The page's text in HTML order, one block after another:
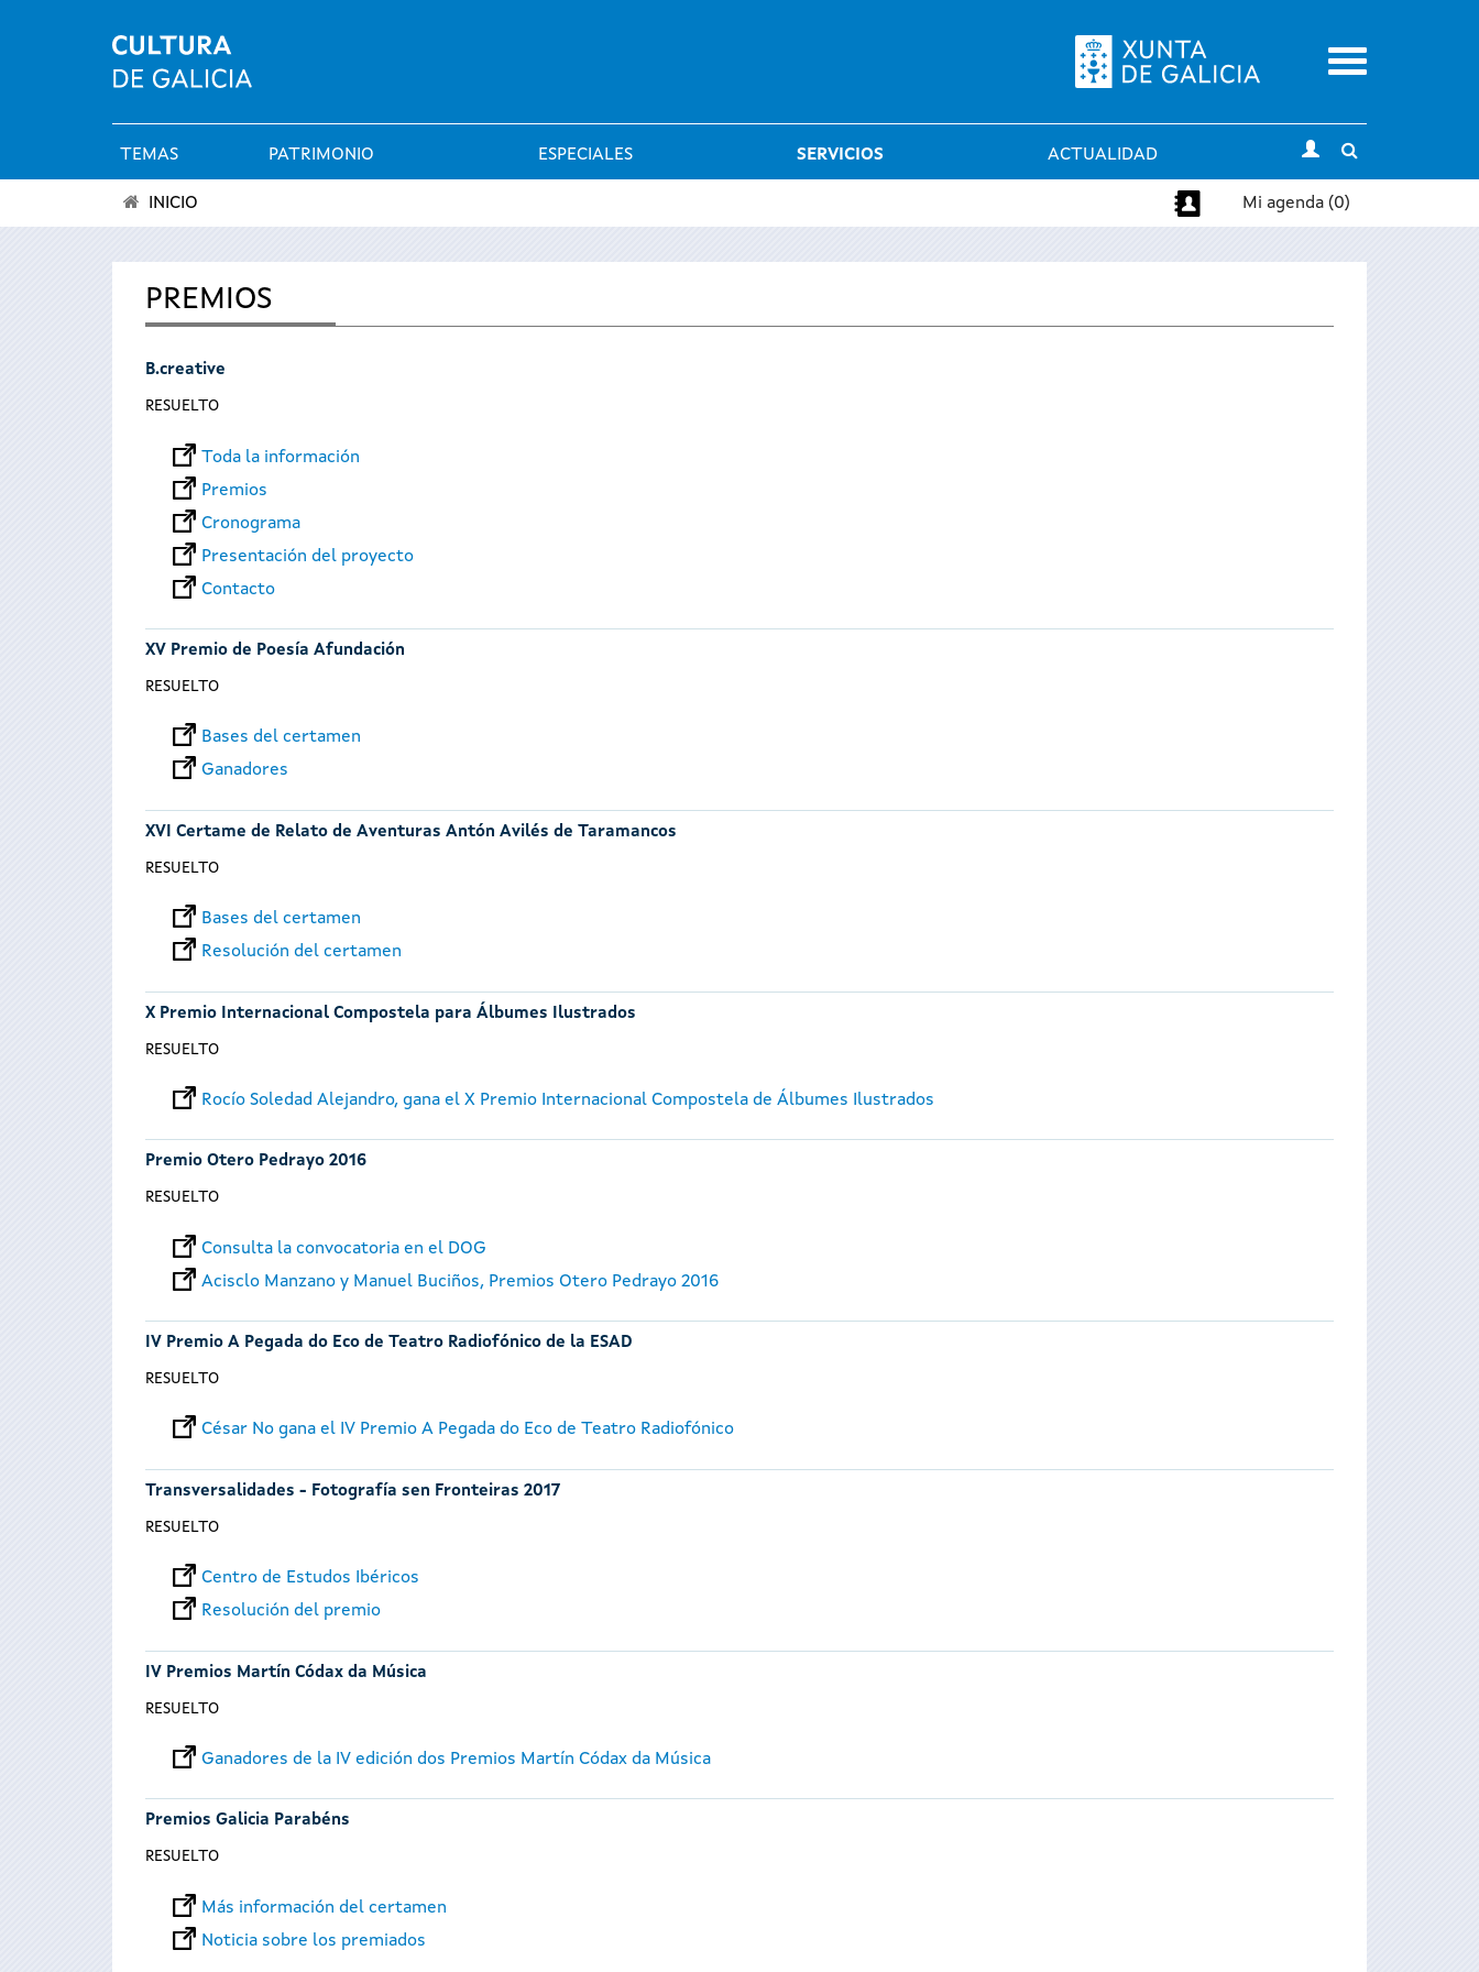
Menu
Menú
principal
TEMAS PATRIMONIO ESPECIALES SERVICIOS ACTUALIDAD
search
encuentra
aquí
INICIO Mi agenda (0)
PREMIOS
B.creative
RESUELTO
Toda la información
Premios
Cronograma
Presentación del proyecto
Contacto
XV Premio de Poesía Afundación
RESUELTO
Bases del certamen
Ganadores
XVI Certame de Relato de Aventuras Antón Avilés de Taramancos
RESUELTO
Bases del certamen
Resolución del certamen
X Premio Internacional Compostela para Álbumes Ilustrados
RESUELTO
Rocío Soledad Alejandro, gana el X Premio Internacional Compostela de Álbumes Ilustrados
Premio Otero Pedrayo 2016
RESUELTO
Consulta la convocatoria en el DOG
Acisclo Manzano y Manuel Buciños, Premios Otero Pedrayo 2016
IV Premio A Pegada do Eco de Teatro Radiofónico de la ESAD
RESUELTO
César No gana el IV Premio A Pegada do Eco de Teatro Radiofónico
Transversalidades - Fotografía sen Fronteiras 2017
RESUELTO
Centro de Estudos Ibéricos
Resolución del premio
IV Premios Martín Códax da Música
RESUELTO
Ganadores de la IV edición dos Premios Martín Códax da Música
Premios Galicia Parabéns
RESUELTO
Más información del certamen
Noticia sobre los premiados